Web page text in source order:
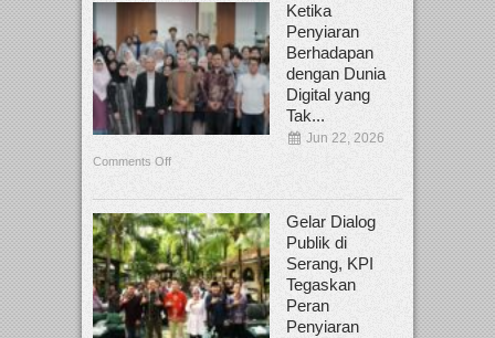
Ketika
Penyiaran
Berhadapan
dengan Dunia
Digital yang
Tak...
Jun 22, 2026
Comments Off
Gelar Dialog
Publik di
Serang, KPI
Tegaskan
Peran
Penyiaran